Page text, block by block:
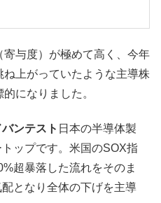
与度）が極めて高く、今年
上がっていたような主導株
になりました。
ンテスト 日本の半導体製
ップです。米国のSOX指
超暴落した流れをそのま
となり全体の下げを主導